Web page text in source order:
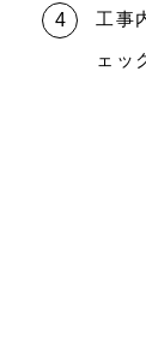
工事
ェッ